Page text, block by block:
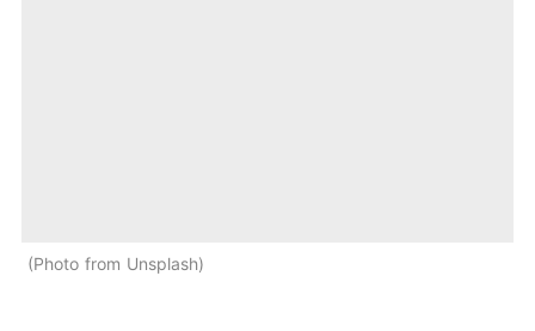
Photo from Unsplash